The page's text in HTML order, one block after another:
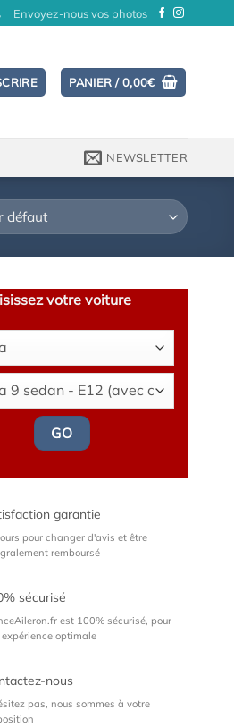
Envoyez-nous vos photos
PANIER /0,00€
NEWSLETTER
votre voiture
GO
garantie
pour changer d'avis et être
remboursé
sécurisé
est 100% sécurisé, pour
expérience optimale
nous
pas, nous sommes à votre